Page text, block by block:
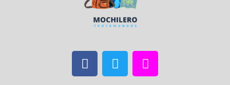
F
a
T
w
I
n